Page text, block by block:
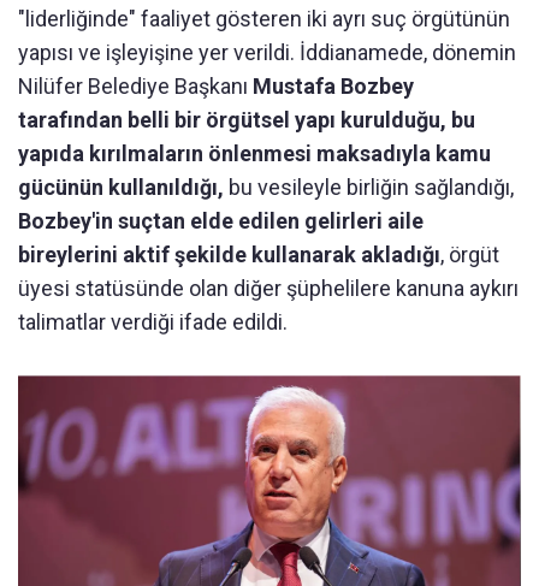
"liderliğinde" faaliyet gösteren iki ayrı suç örgütünün
yapısı ve işleyişine yer verildi. İddianamede, dönemin
Nilüfer Belediye Başkanı Mustafa Bozbey
tarafından belli bir örgütsel yapı kurulduğu, bu
yapıda kırılmaların önlenmesi maksadıyla kamu
gücünün kullanıldığı, bu vesileyle birliğin sağlandığı,
Bozbey'in suçtan elde edilen gelirleri aile
bireylerini aktif şekilde kullanarak akladığı, örgüt
üyesi statüsünde olan diğer şüphelilere kanuna aykırı
talimatlar verdiği ifade edildi.